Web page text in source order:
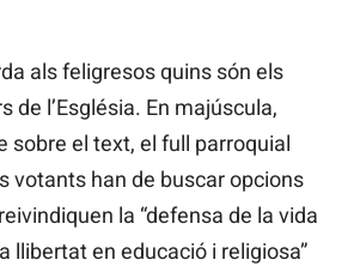
als feligresos quins són els
de l’Església. En majúscula,
sobre el text, el full parroquial
votants han de buscar opcions
la “defensa de la vida
llibertat en educació i religiosa”